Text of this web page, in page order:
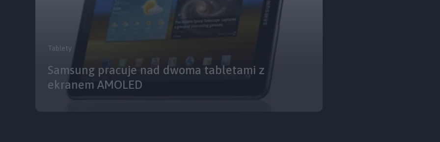
Tablety
Samsung pracuje nad dwoma tabletami z
ekranem AMOLED